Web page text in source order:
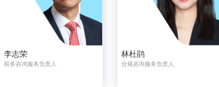
李志荣
税务咨询服务负责人
林杜鹃
合规咨询服务负责人